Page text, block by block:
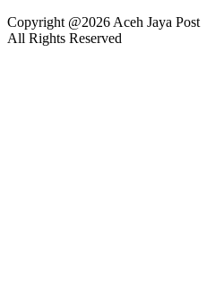
Copyright @2026 Aceh Jaya Post
All Rights Reserved